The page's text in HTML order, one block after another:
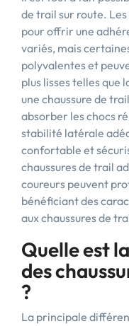
de trail sur route.
pour offrir une
variés, mais
polyvalentes et
plus lisses telles que
une chaussure de
absorber les chocs
stabilité latérale
confortable et
chaussures de trail
coureurs peuvent
bénéficiant des
aux chaussures de
Quelle est
des
?
La principale